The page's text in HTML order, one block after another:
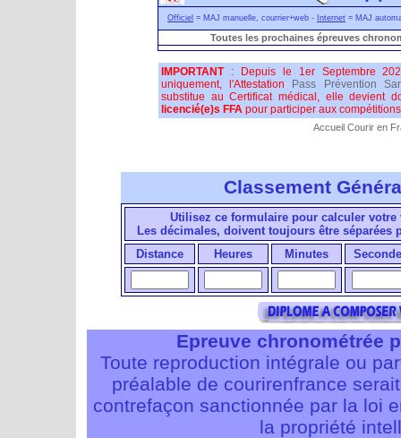
Officiel = MAJ manuelle, courrier+web - Internet = MAJ
Toutes les prochaines épreuves
IMPORTANT: Depuis le 1er Septembre
uniquement, l'Attestation
Pass Prévention
substitue au Certificat médical, elle devient
licencié(e)s FFA pour participer aux
Accueil Courir en
Classement
Utilisez ce formulaire pour calculer votre
Les décimales, doivent toujours être séparées
Distance
Heures Minutes
Epreuve chronométrée
Toute reproduction intégrale ou
préalable de courirenfrance
contrefaçon sanctionnée par la loi
la propriété